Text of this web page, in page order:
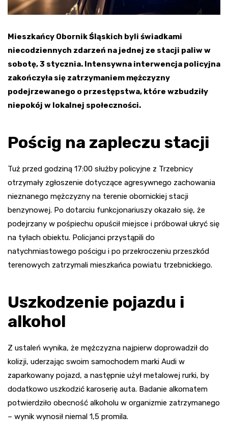
Mieszkańcy Obornik Śląskich byli świadkami
niecodziennych zdarzeń na jednej ze stacji paliw w
sobotę, 3 stycznia. Intensywna interwencja policyjna
zakończyła się zatrzymaniem mężczyzny
podejrzewanego o przestępstwa, które wzbudziły
niepokój w lokalnej społeczności.
Pościg na zapleczu stacji
Tuż przed godziną 17:00 służby policyjne z Trzebnicy
otrzymały zgłoszenie dotyczące agresywnego zachowania
nieznanego mężczyzny na terenie obornickiej stacji
benzynowej. Po dotarciu funkcjonariuszy okazało się, że
podejrzany w pośpiechu opuścił miejsce i próbował ukryć się
na tyłach obiektu. Policjanci przystąpili do
natychmiastowego pościgu i po przekroczeniu przeszkód
terenowych zatrzymali mieszkańca powiatu trzebnickiego.
Uszkodzenie pojazdu i
alkohol
Z ustaleń wynika, że mężczyzna najpierw doprowadził do
kolizji, uderzając swoim samochodem marki Audi w
zaparkowany pojazd, a następnie użył metalowej rurki, by
dodatkowo uszkodzić karoserię auta. Badanie alkomatem
potwierdziło obecność alkoholu w organizmie zatrzymanego
– wynik wynosił niemal 1,5 promila.